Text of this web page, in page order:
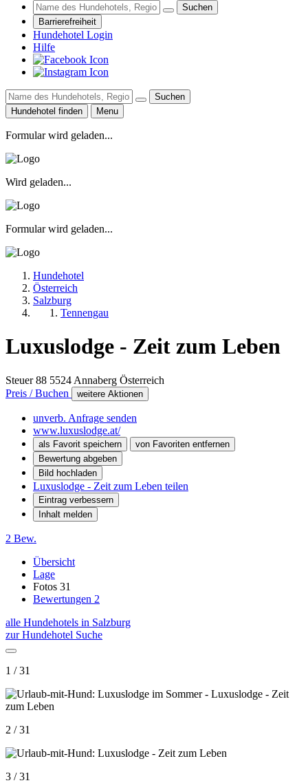
Suchen
Barrierefreiheit
Hundehotel Login
Hilfe
Suchen
Hundehotel finden
Menu
Formular wird geladen...
Wird geladen...
Formular wird geladen...
Hundehotel
Österreich
Salzburg
Tennengau
Luxuslodge - Zeit zum Leben
Steuer 88 5524 Annaberg Österreich
Preis / Buchen
weitere Aktionen
unverb. Anfrage senden
www.luxuslodge.at/
als Favorit speichern
von Favoriten entfernen
Bewertung abgeben
Bild hochladen
Luxuslodge - Zeit zum Leben teilen
Eintrag verbessern
Inhalt melden
2 Bew.
Übersicht
Lage
Fotos 31
Bewertungen 2
alle Hundehotels in Salzburg
zur Hundehotel Suche
1 / 31
2 / 31
3 / 31